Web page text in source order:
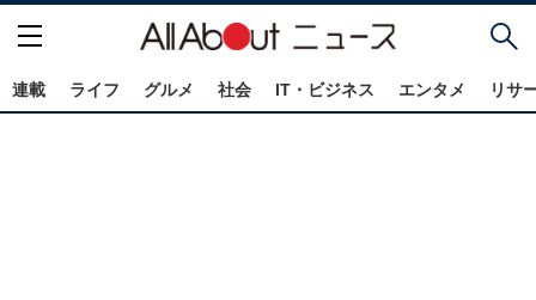
連載 ライフ グルメ 社会 IT・ビジネス エンタメ リサ